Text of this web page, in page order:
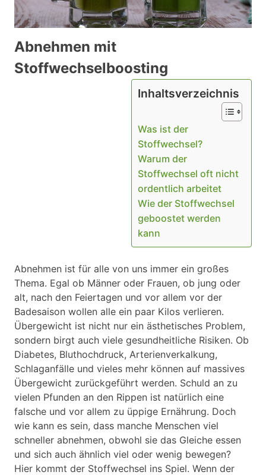
Abnehmen mit
Stoffwechselboosting
Inhaltsverzeichnis
Was ist der
Stoffwechsel?
Warum der
Stoffwechsel oft nicht
ordentlich arbeitet
Wie der Stoffwechsel
geboostet werden
kann
Abnehmen ist für alle von uns immer ein großes
Thema. Egal ob Männer oder Frauen, ob jung oder
alt, nach den Feiertagen und vor allem vor der
Badesaison wollen alle ein paar Kilos verlieren.
Übergewicht ist nicht nur ein ästhetisches Problem,
sondern birgt auch viele gesundheitliche Risiken. Ob
Diabetes, Bluthochdruck, Arterienverkalkung,
Schlaganfälle und vieles mehr können auf massives
Übergewicht zurückgeführt werden. Schuld an zu
vielen Pfunden an den Rippen ist natürlich eine
falsche und vor allem zu üppige Ernährung. Doch
wie kann es sein, dass manche Menschen viel
schneller abnehmen, obwohl sie das Gleiche essen
und sich auch ähnlich viel oder wenig bewegen?
Hier kommt der Stoffwechsel ins Spiel. Wenn der